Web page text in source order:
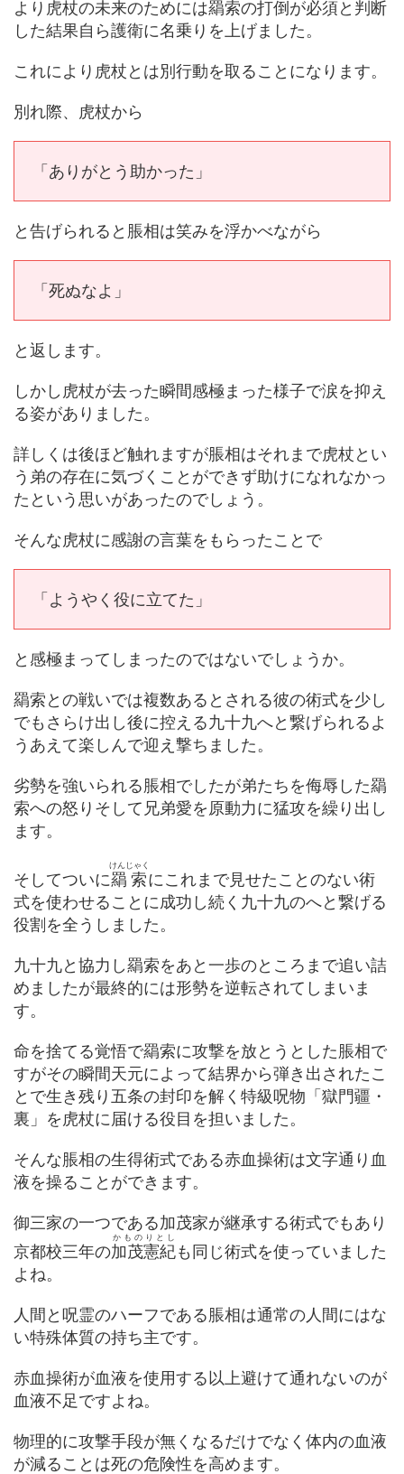
より虎杖の未来のためには羂索の打倒が必須と判断
した結果自ら護衛に名乗りを上げました。
これにより虎杖とは別行動を取ることになります。
別れ際、虎杖から
「ありがとう助かった」
と告げられると脹相は笑みを浮かべながら
「死ぬなよ」
と返します。
しかし虎杖が去った瞬間感極まった様子で涙を抑え
る姿がありました。
詳しくは後ほど触れますが脹相はそれまで虎杖とい
う弟の存在に気づくことができず助けになれなかっ
たという思いがあったのでしょう。
そんな虎杖に感謝の言葉をもらったことで
「ようやく役に立てた」
と感極まってしまったのではないでしょうか。
羂索との戦いでは複数あるとされる彼の術式を少し
でもさらけ出し後に控える九十九へと繋げられるよ
うあえて楽しんで迎え撃ちました。
劣勢を強いられる脹相でしたが弟たちを侮辱した羂
索への怒りそして兄弟愛を原動力に猛攻を繰り出し
ます。
そしてついに羂索
けんじゃく
にこれまで見せたことのない術
式を使わせることに成功し続く九十九のへと繋げる
役割を全うしました。
九十九と協力し羂索をあと一歩のところまで追い詰
めましたが最終的には形勢を逆転されてしまいま
す。
命を捨てる覚悟で羂索に攻撃を放とうとした脹相で
すがその瞬間天元によって結界から弾き出されたこ
とで生き残り五条の封印を解く特級呪物「獄門疆・
裏」を虎杖に届ける役目を担いました。
そんな脹相の生得術式である赤血操術は文字通り血
液を操ることができます。
御三家の一つである加茂家が継承する術式でもあり
京都校三年の加茂憲紀
かものりとし
も同じ術式を使っていました
よね。
人間と呪霊のハーフである脹相は通常の人間にはな
い特殊体質の持ち主です。
赤血操術が血液を使用する以上避けて通れないのが
血液不足ですよね。
物理的に攻撃手段が無くなるだけでなく体内の血液
が減ることは死の危険性を高めます。